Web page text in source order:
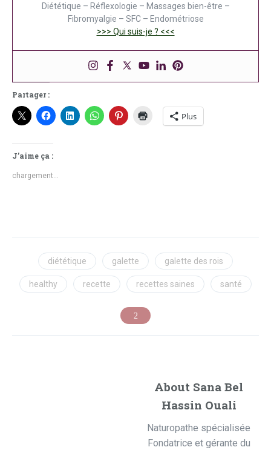
Diététique – Réflexologie – Massages bien-être –
Fibromyalgie – SFC – Endométriose
>>> Qui suis-je ? <<<
Partager :
Plus
J’aime ça :
chargement…
diététique galette galette des rois
healthy recette recettes saines santé
About Sana Bel
Hassin Ouali
Naturopathe spécialisée
Fondatrice et gérante du